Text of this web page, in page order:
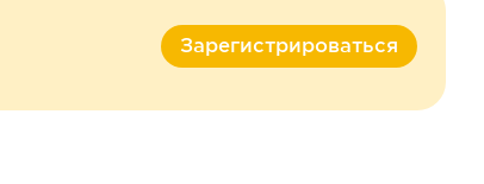
Зарегистрироваться